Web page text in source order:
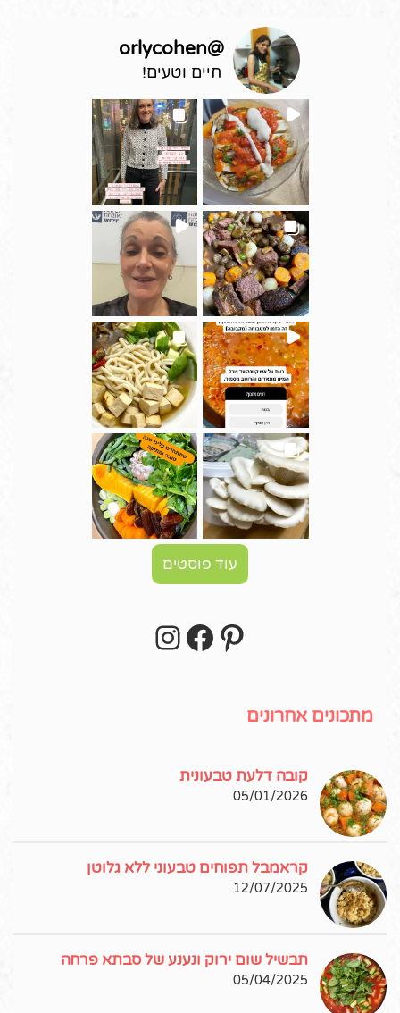
@
orlycohen
חיים וטעים!
עוד פוסטים
Pinterest
Facebook
מתכונים אחרונים
קובה דלעת טבעונית
05/01/2026
קראמבל תפוחים טבעוני ללא גלוטן
12/07/2025
תבשיל שום ירוק ונענע של סבתא פרחה
05/04/2025